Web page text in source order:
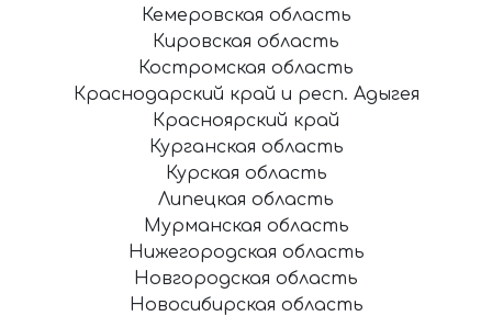
Кемеровская область
Кировская область
Костромская область
Краснодарский край и респ. Адыгея
Красноярский край
Курганская область
Курская область
Липецкая область
Мурманская область
Нижегородская область
Новгородская область
Новосибирская область